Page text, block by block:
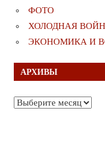
ФОТО
ХОЛОДНАЯ
ЭКОНОМИКА И
АРХИВЫ
Архивы